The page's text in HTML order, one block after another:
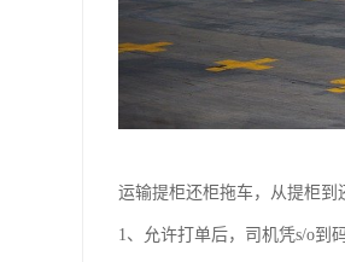
运输提柜还柜拖车，从提柜
1、允许打单后，司机凭s/o到